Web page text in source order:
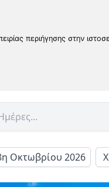
περιήγησης στην
Οκτωβρίου 2026